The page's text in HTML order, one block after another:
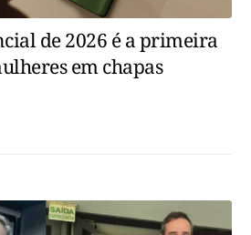
de 2026 é a primeira
em chapas